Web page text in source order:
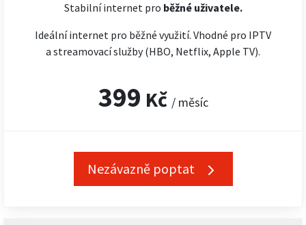
Stabilní internet pro běžné uživatele.
Ideální internet pro běžné využití. Vhodné pro IPTV
a streamovací služby (HBO, Netflix, Apple TV).
399 Kč / měsíc
Nezávazně poptat